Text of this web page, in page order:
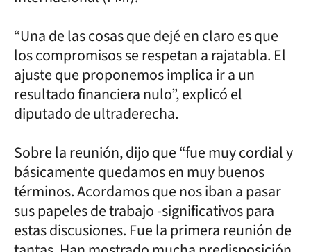
“Una de las cosas que dejé en claro es que
los compromisos se respetan a rajatabla. El
ajuste que proponemos implica ir a un
resultado financiera nulo”, explicó el
diputado de ultraderecha.
Sobre la reunión, dijo que “fue muy cordial y
básicamente quedamos en muy buenos
términos. Acordamos que nos iban a pasar
sus papeles de trabajo -significativos para
estas discusiones. Fue la primera reunión de